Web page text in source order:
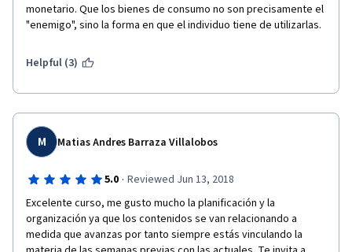
monetario. Que los bienes de consumo no son precisamente el
"enemigo", sino la forma en que el individuo tiene de utilizarlas.
Helpful (3)
M Matias Andres Barraza Villalobos
5.0 · Reviewed Jun 13, 2018
Excelente curso, me gusto mucho la planificación y la
organización ya que los contenidos se van relacionando a
medida que avanzas por tanto siempre estás vinculando la